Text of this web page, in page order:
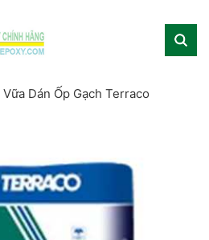
Vữa Dán Ốp Gạch Terraco